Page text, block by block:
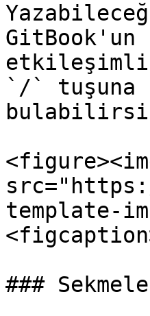
etkileşimli
`/` tuşuna
template-
###